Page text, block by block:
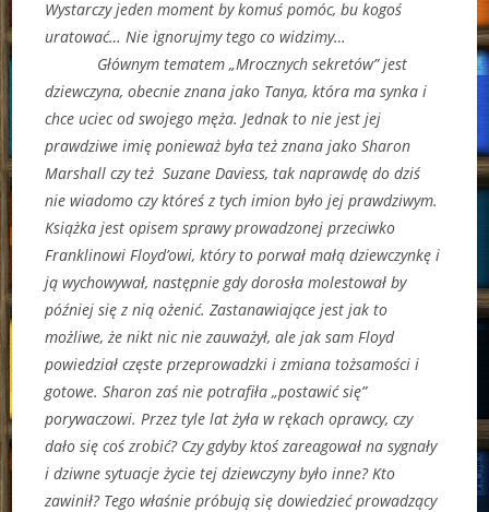
Wystarczy jeden moment by komuś pomóc, bu kogoś
uratować… Nie ignorujmy tego co widzimy…
Głównym tematem „Mrocznych sekretów” jest
dziewczyna, obecnie znana jako Tanya, która ma synka i
chce uciec od swojego męża. Jednak to nie jest jej
prawdziwe imię ponieważ była też znana jako Sharon
Marshall czy też Suzane Daviess, tak naprawdę do dziś
nie wiadomo czy któreś z tych imion było jej prawdziwym.
Książka jest opisem sprawy prowadzonej przeciwko
Franklinowi Floyd’owi, który to porwał małą dziewczynkę i
ją wychowywał, następnie gdy dorosła molestował by
później się z nią ożenić. Zastanawiające jest jak to
możliwe, że nikt nic nie zauważył, ale jak sam Floyd
powiedział częste przeprowadzki i zmiana tożsamości i
gotowe. Sharon zaś nie potrafiła „postawić się”
porywaczowi. Przez tyle lat żyła w rękach oprawcy, czy
dało się coś zrobić? Czy gdyby ktoś zareagował na sygnały
i dziwne sytuacje życie tej dziewczyny było inne? Kto
zawinił? Tego właśnie próbują się dowiedzieć prowadzący